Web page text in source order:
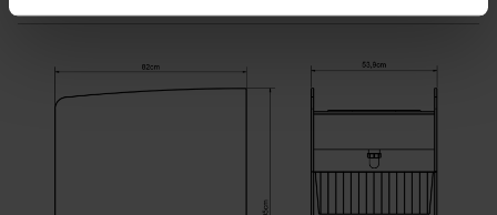
de har indsamlet fra din brug af deres tjenester.